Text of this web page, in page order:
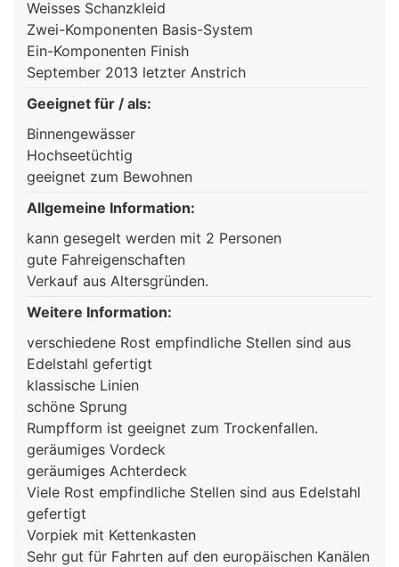
Weisses Schanzkleid
Zwei-Komponenten Basis-System
Ein-Komponenten Finish
September 2013 letzter Anstrich
Geeignet für / als:
Binnengewässer
Hochseetüchtig
geeignet zum Bewohnen
Allgemeine Information:
kann gesegelt werden mit 2 Personen
gute Fahreigenschaften
Verkauf aus Altersgründen.
Weitere Information:
verschiedene Rost empfindliche Stellen sind aus
Edelstahl gefertigt
klassische Linien
schöne Sprung
Rumpfform ist geeignet zum Trockenfallen.
geräumiges Vordeck
geräumiges Achterdeck
Viele Rost empfindliche Stellen sind aus Edelstahl
gefertigt
Vorpiek mit Kettenkasten
Sehr gut für Fahrten auf den europäischen Kanälen